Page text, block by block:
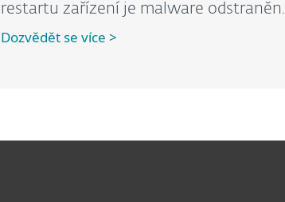
restartu zařízení je malware odstraněn.
Dozvědět se více >